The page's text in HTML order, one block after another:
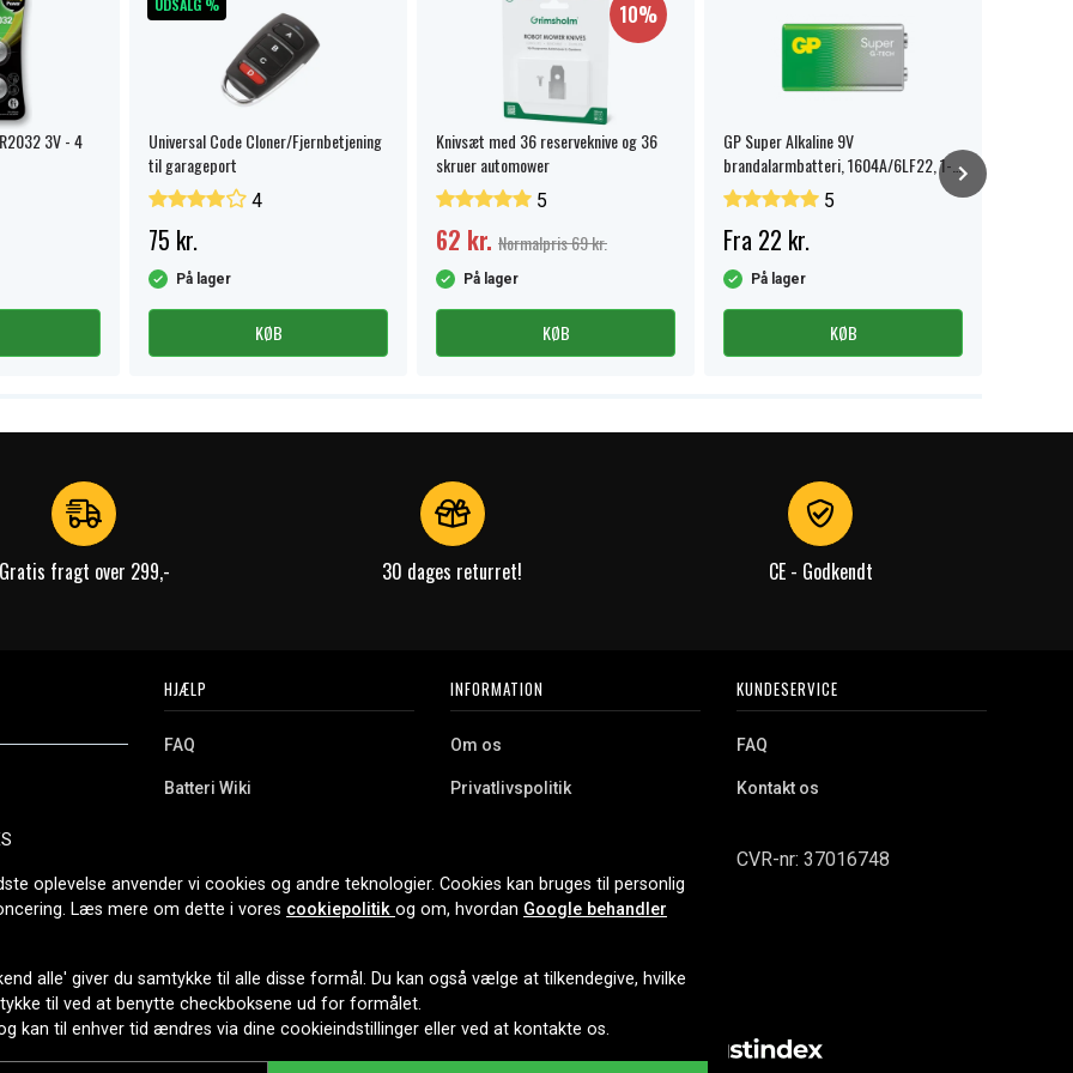
Det gør batteriet
fra pakken
3V - 4
UDSALG %
Universal Code Cloner/Fjernbetjening
til garageport
4
75 kr.
På lager
KØB
10%
Knivsæt med 36 reserveknive og 36
skruer automower
5
62 kr. Normalpris 69 kr.
På lager
KØB
GP Super Alkaline 9V
brandalarmbatteri, 1604A/6LF22, 1-
pak.
5
Fra 22 kr.
På lager
KØB
Gratis fragt over 299,- 30 dages returret! CE - Godkendt
Vi tilbyder et
og meget
siden
HJÆLP
FAQ
Batteri Wiki
Erhvervskunde
INFORMATION
Om os
Privatlivspolitik
Cookies
KUNDESERVICE
FAQ
Kontakt os
CVR-nr: 37016748
LEVERINGSMULIGHEDER
oplevelse anvender vi cookies og andre teknologier. Cookies kan bruges til personlig
Læs mere om dette i vores cookiepolitik og om, hvordan Google behandler
alle' giver du samtykke til alle disse formål. Du kan også vælge at tilkendegive, hvilke
til ved at benytte checkboksene ud for formålet.
kan til enhver tid ændres via dine cookieindstillinger eller ved at kontakte os.